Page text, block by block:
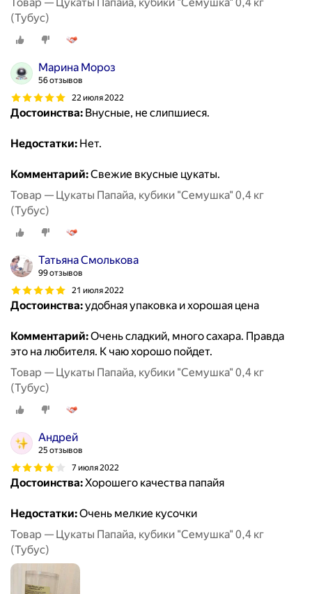
(Тубус)
Марина Мороз
56 отзывов
22 июля 2022
Достоинства: Внусные, не слипшиеся.
Недостатки: Нет.
Комментарий:Свежие вкусные цукаты.
Товар — Цукаты Папайа, кубики "Семушка" 0,4 кг
(Тубус)
Татьяна Смолькова
99 отзывов
21 июля 2022
Достоинства:удобная упаковка и хорошая цена
Комментарий:Очень сладкий, много сахара. Правда
это на любителя. К чаю хорошо пойдет.
Товар — Цукаты Папайа, кубики "Семушка" 0,4 кг
(Тубус)
Андрей
25 отзывов
7 июля 2022
Достоинства:Хорошего качества папайя
Недостатки:Очень мелкие кусочки
Товар — Цукаты Папайа, кубики "Семушка" 0,4 кг
(Тубус)